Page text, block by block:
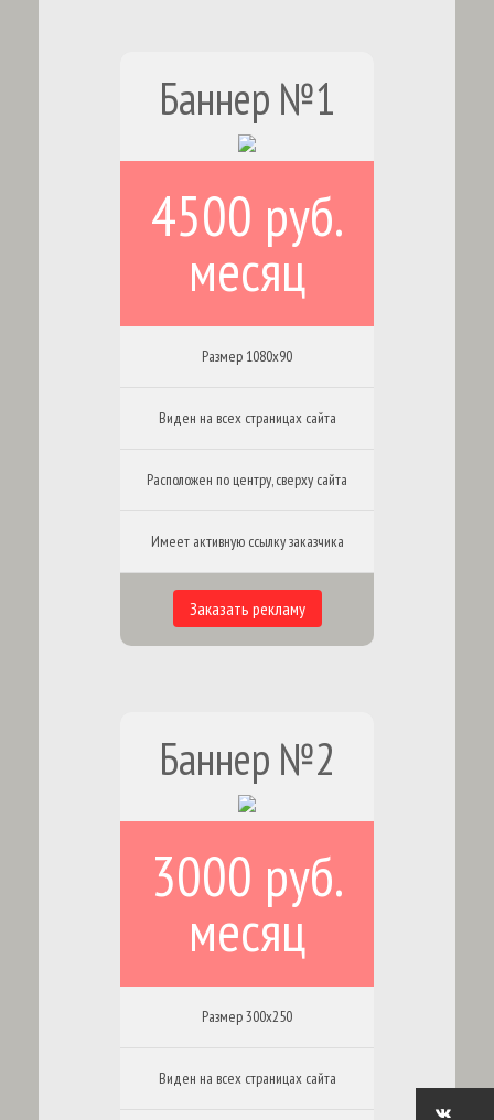
Баннер №1
4500 руб.
месяц
Размер 1080х90
Виден на всех страницах сайта
Расположен по центру, сверху сайта
Имеет активную ссылку заказчика
Заказать рекламу
Баннер №2
3000 руб.
месяц
Размер 300х250
Виден на всех страницах сайта